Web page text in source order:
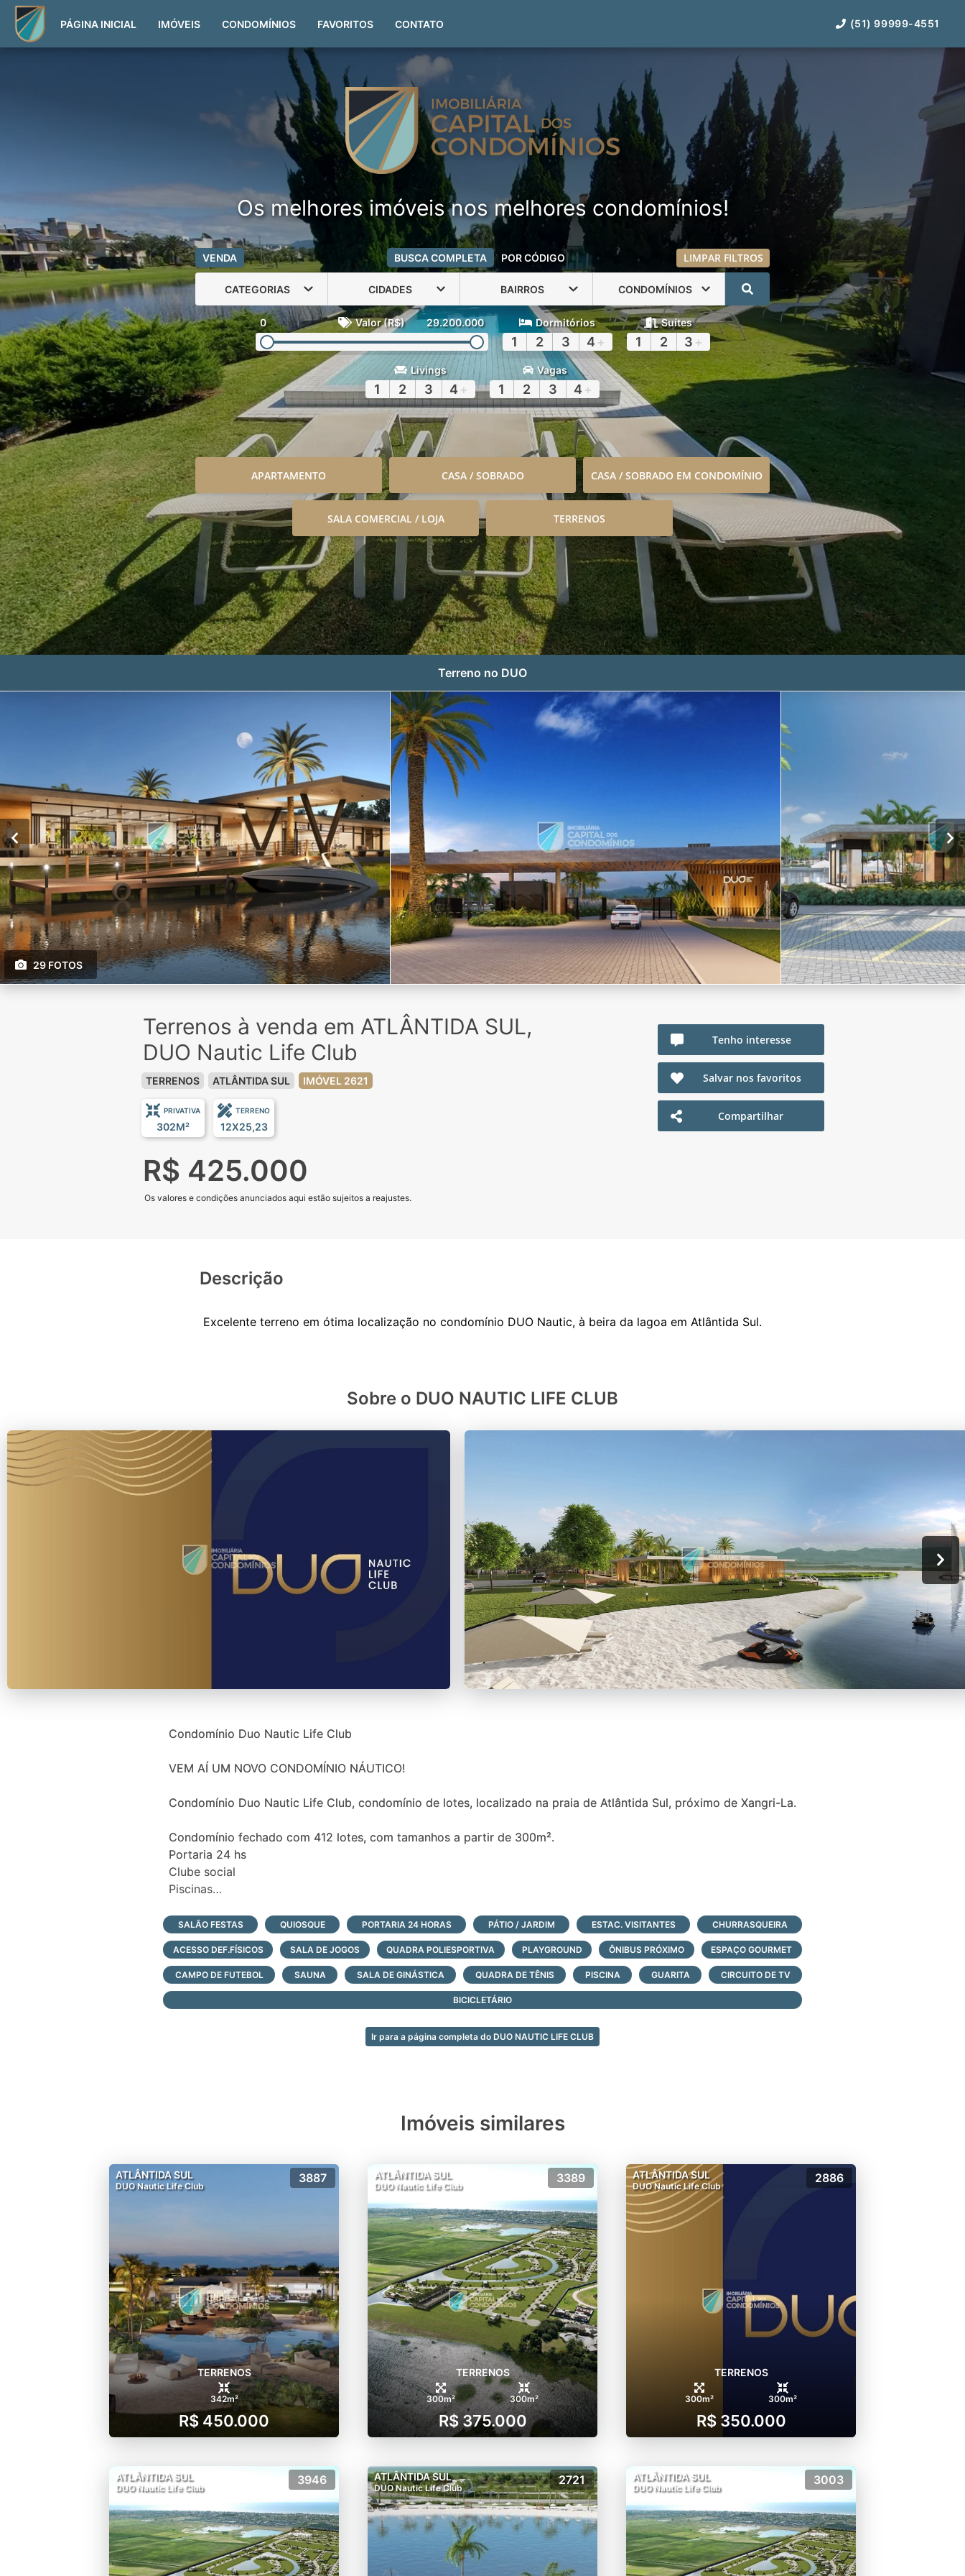
PÁGINA INICIAL IMÓVEIS CONDOMÍNIOS FAVORITOS CONTATO (51) 99999-4551
Os melhores imóveis nos melhores condomínios!
VENDA BUSCA COMPLETA POR CÓDIGO LIMPAR FILTROS
CATEGORIAS CIDADES BAIRROS CONDOMÍNIOS
0 Valor (R$) 29.200.000 Dormitórios
1 2 3 4 +
Suítes
1 2 3 +
Livings
1 2 3 4 +
Vagas
1 2 3 4 +
APARTAMENTO CASA / SOBRADO CASA / SOBRADO EM CONDOMÍNIO
SALA COMERCIAL / LOJA TERRENOS
Terreno no DUO
29 FOTOS
Terrenos à venda em ATLÂNTIDA SUL,
DUO Nautic Life Club
TERRENOS ATLÂNTIDA SUL IMÓVEL 2621
PRIVATIVA
302M²
TERRENO
12X25,23
R$ 425.000
Os valores e condições anunciados aqui estão sujeitos a reajustes.
Tenho interesse
Salvar nos favoritos
Compartilhar
Descrição
Sobre o DUO NAUTIC LIFE CLUB
Condomínio Duo Nautic Life Club
VEM AÍ UM NOVO CONDOMÍNIO NÁUTICO!
Condomínio Duo Nautic Life Club, condomínio de lotes, localizado na praia de Atlântida Sul, próximo de Xangri-La.
Condomínio fechado com 412 lotes, com tamanhos a partir de 300m².
Portaria 24 hs
Clube social
Piscinas
Quadras de beach tênis
Quadra poliesportiva
Quadra de tênis
Acesso a lagoa
Clube náutico
SALÃO FESTAS QUIOSQUE PORTARIA 24 HORAS PÁTIO / JARDIM ESTAC. VISITANTES CHURRASQUEIRA
ACESSO DEF.FÍSICOS SALA DE JOGOS QUADRA POLIESPORTIVA PLAYGROUND ÔNIBUS PRÓXIMO ESPAÇO GOURMET
CAMPO DE FUTEBOL SAUNA SALA DE GINÁSTICA QUADRA DE TÊNIS PISCINA GUARITA CIRCUITO DE TV
BICICLETÁRIO
Ir para a página completa do DUO NAUTIC LIFE CLUB
Imóveis similares
ATLÂNTIDA SUL
DUO Nautic Life Club
3887
TERRENOS
342m²
R$ 450.000
ATLÂNTIDA SUL
DUO Nautic Life Club
3389
TERRENOS
300m² 300m²
R$ 375.000
ATLÂNTIDA SUL
DUO Nautic Life Club
2886
TERRENOS
300m² 300m²
R$ 350.000
ATLÂNTIDA SUL
DUO Nautic Life Club
3946 ATLÂNTIDA SUL
DUO Nautic Life Club
2721 ATLÂNTIDA SUL
DUO Nautic Life Club
3003